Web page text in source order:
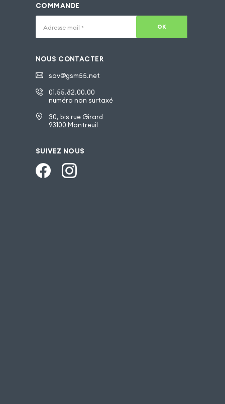
COMMANDE
Adresse mail * OK
NOUS CONTACTER
sav@gsm55.net
01.55.82.00.00
numéro non surtaxé
30, bis rue Girard
93100 Montreuil
SUIVEZ NOUS